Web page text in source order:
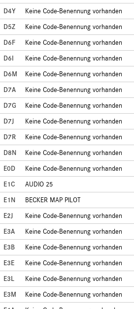
D4Y
Keine Code-Benennung vorhanden
D5Z
Keine Code-Benennung vorhanden
D6F
Keine Code-Benennung vorhanden
D6I
Keine Code-Benennung vorhanden
D6M
Keine Code-Benennung vorhanden
D7A
Keine Code-Benennung vorhanden
D7G
Keine Code-Benennung vorhanden
D7J
Keine Code-Benennung vorhanden
D7R
Keine Code-Benennung vorhanden
D8N
Keine Code-Benennung vorhanden
E0D
Keine Code-Benennung vorhanden
E1C
AUDIO 25
E1N
BECKER MAP PILOT
E2J
Keine Code-Benennung vorhanden
E3A
Keine Code-Benennung vorhanden
E3B
Keine Code-Benennung vorhanden
E3E
Keine Code-Benennung vorhanden
E3L
Keine Code-Benennung vorhanden
E3M
Keine Code-Benennung vorhanden